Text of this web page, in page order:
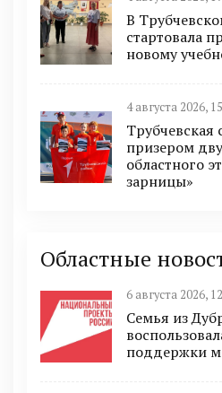
В
стартовала
новому
4 августа 2026,
Трубчевская
призером
областного
зарницы»
Областные
6 августа 2026,
Семья из
поддержки